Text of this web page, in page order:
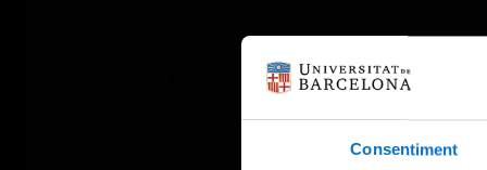
Consentiment